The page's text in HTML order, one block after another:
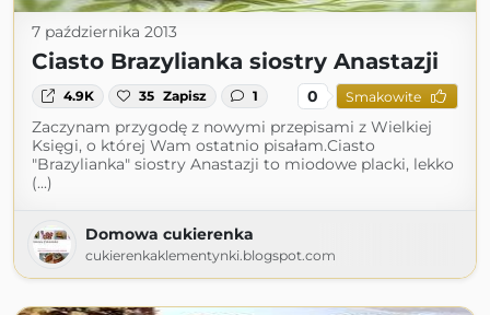
7 października 2013
Ciasto Brazylianka siostry Anastazji
4.9K 35 Zapisz 1 0 Smakowite
Zaczynam przygodę z nowymi przepisami z Wielkiej
Księgi, o której Wam ostatnio pisałam.Ciasto
"Brazylianka" siostry Anastazji to miodowe placki, lekko
(...)
Domowa cukierenka
cukierenkaklementynki.blogspot.com